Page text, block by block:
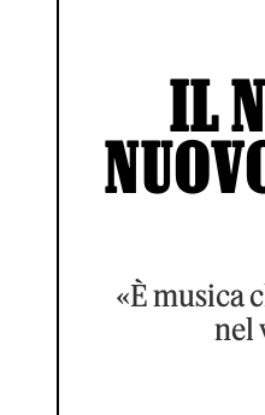
IL
«È musica
nel